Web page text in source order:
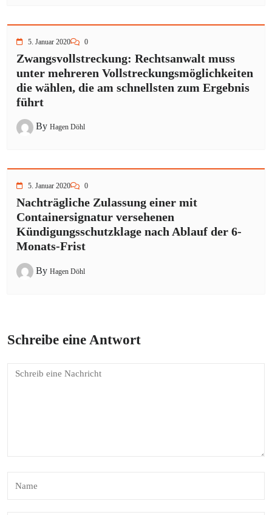
5. Januar 2020 0
Zwangsvollstreckung: Rechtsanwalt muss
unter mehreren Vollstreckungsmöglichkeiten
die wählen, die am schnellsten zum Ergebnis
führt
By Hagen Döhl
5. Januar 2020 0
Nachträgliche Zulassung einer mit
Containersignatur versehenen
Kündigungsschutzklage nach Ablauf der 6-
Monats-Frist
By Hagen Döhl
Schreibe eine Antwort